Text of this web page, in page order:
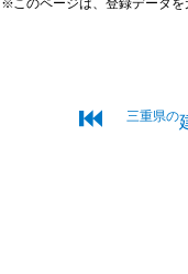
※このページは、登録データ
⏮ 三重県の